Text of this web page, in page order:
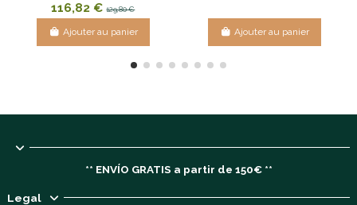
116,82 €129,80 €
Ajouter au panier Ajouter au panier
** ENVÍO GRATIS a partir de 150€ **
Legal